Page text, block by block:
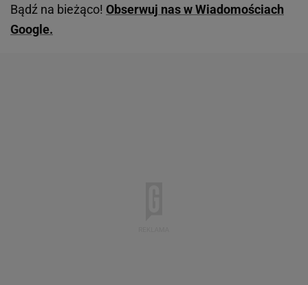
Bądź na bieżąco! Obserwuj nas w Wiadomościach
Google.